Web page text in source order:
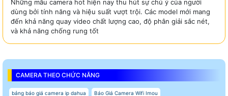
Những mẫu camera hot hiện nay thu hút sự chú ý của người
dùng bởi tính năng và hiệu suất vượt trội. Các model mới mang
đến khả năng quay video chất lượng cao, độ phân giải sắc nét,
và khả năng chống rung tốt
CAMERA THEO CHỨC NĂNG
bảng báo giá camera ip dahua Báo Giá Camera Wifi Imou